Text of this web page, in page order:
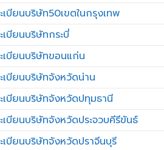
เบียนบริษัท50เขตในกรุงเทพ
เบียนบริษัทกระบี่
เบียนบริษัทขอนแก่น
เบียนบริษัทจังหวัดน่าน
เบียนบริษัทจังหวัดปทุมธานี
เบียนบริษัทจังหวัดประจวบคีรีขันธ์
เบียนบริษัทจังหวัดปราจีนบุรี